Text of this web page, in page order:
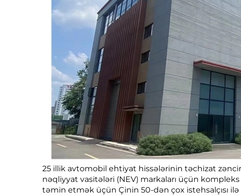
25 illik avtomobil ehtiyat hissələrinin təchizat
nəqliyyat vasitələri (NEV) markaları üçün
təmin etmək üçün Çinin 50-dən çox istehsalçısı ilə